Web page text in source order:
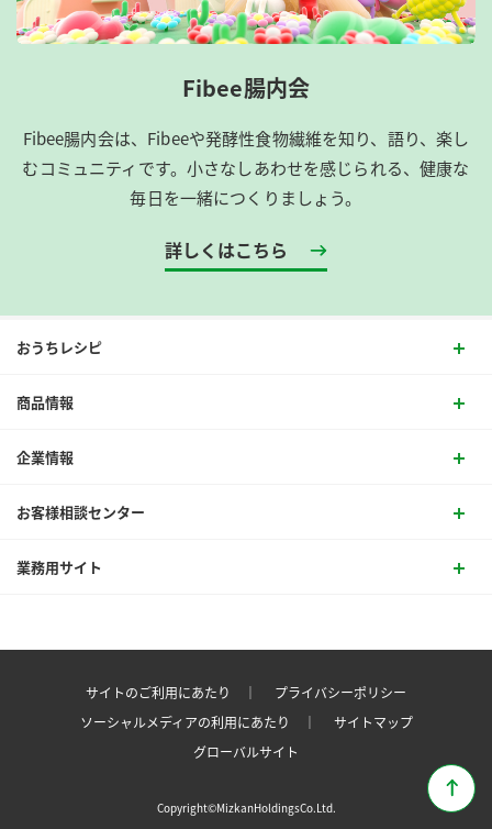
Fibee腸内会
Fibee腸内会は、​Fibeeや発酵性食物繊維を知り、語り、楽し
むコミュニティです。​小さなしあわせを感じられる、健康な
毎日を一緒につくりましょう。
詳しくはこちら
おうちレシピ
商品情報
企業情報
お客様相談センター
業務用サイト
サイトのご利用にあたり ｜
プライバシーポリシー
ソーシャルメディアの利用にあたり ｜
サイトマップ
グローバルサイト
Copyright©MizkanHoldingsCo.Ltd.